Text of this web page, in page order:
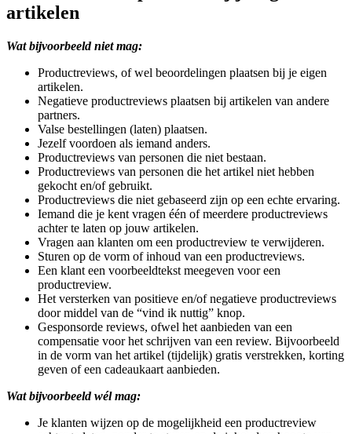
artikelen
Wat bijvoorbeeld niet mag:
Productreviews, of wel beoordelingen plaatsen bij je eigen
artikelen.
Negatieve productreviews plaatsen bij artikelen van andere
partners.
Valse bestellingen (laten) plaatsen.
Jezelf voordoen als iemand anders.
Productreviews van personen die niet bestaan.
Productreviews van personen die het artikel niet hebben
gekocht en/of gebruikt.
Productreviews die niet gebaseerd zijn op een echte ervaring.
Iemand die je kent vragen één of meerdere productreviews
achter te laten op jouw artikelen.
Vragen aan klanten om een productreview te verwijderen.
Sturen op de vorm of inhoud van een productreviews.
Een klant een voorbeeldtekst meegeven voor een
productreview.
Het versterken van positieve en/of negatieve productreviews
door middel van de “vind ik nuttig” knop.
Gesponsorde reviews, ofwel het aanbieden van een
compensatie voor het schrijven van een review. Bijvoorbeeld
in de vorm van het artikel (tijdelijk) gratis verstrekken, korting
geven of een cadeaukaart aanbieden.
Wat bijvoorbeeld wél mag:
Je klanten wijzen op de mogelijkheid een productreview